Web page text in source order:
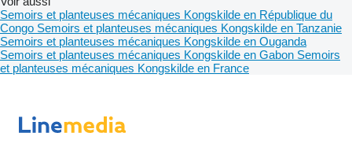
Semoirs et planteuses mécaniques Kongskilde en République du
Congo Semoirs et planteuses mécaniques Kongskilde en Tanzanie
Semoirs et planteuses mécaniques Kongskilde en Ouganda
Semoirs et planteuses mécaniques Kongskilde en Gabon Semoirs
et planteuses mécaniques Kongskilde en France